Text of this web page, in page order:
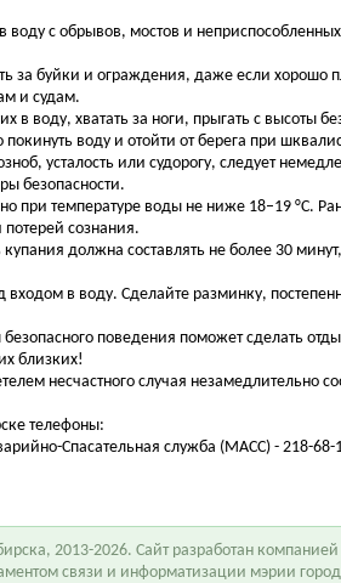
воду с обрывов, мостов и
за буйки и ограждения, даже если хорошо
и судам.
в воду, хватать за ноги, прыгать с высоты
воду и отойти от берега при
усталость или судорогу, следует
безопасности.
при температуре воды не ниже 18–19 °C.
сознания.
должна составлять не более 30
входом в воду. Сделайте разминку,
поведения поможет сделать
близких!
несчастного случая незамедлительно
телефоны:
Спасательная служба (МАСС) - 218-68-
2013-2026. Сайт разработан компанией
связи и информатизации мэрии